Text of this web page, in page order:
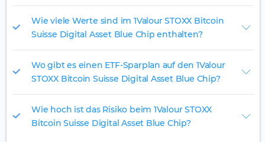
Wie viele Werte sind im 1Valour STOXX Bitcoin
Suisse Digital Asset Blue Chip enthalten?
Wo gibt es einen ETF-Sparplan auf den 1Valour
STOXX Bitcoin Suisse Digital Asset Blue Chip?
Wie hoch ist das Risiko beim 1Valour STOXX
Bitcoin Suisse Digital Asset Blue Chip?